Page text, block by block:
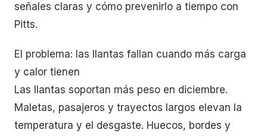
señales claras y cómo prevenirlo a tiempo con
Pitts.
El problema: las llantas fallan cuando más carga
y calor tienen
Las llantas soportan más peso en diciembre.
Maletas, pasajeros y trayectos largos elevan la
temperatura y el desgaste. Huecos, bordes y